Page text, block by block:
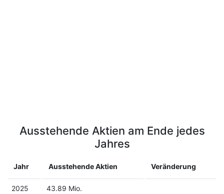
Ausstehende Aktien am Ende jedes
Jahres
Jahr Ausstehende Aktien Veränderung
2025 43.89 Mio.